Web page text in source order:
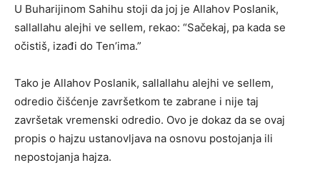
U Buharijinom Sahihu stoji da joj je Allahov Poslanik,
sallallahu alejhi ve sellem, rekao: “Sačekaj, pa kada se
očistiš, izađi do Ten’ima.”
Tako je Allahov Poslanik, sallallahu alejhi ve sellem,
odredio čišćenje završetkom te zabrane i nije taj
završetak vremenski odredio. Ovo je dokaz da se ovaj
propis o hajzu ustanovljava na osnovu postojanja ili
nepostojanja hajza.